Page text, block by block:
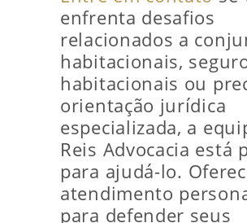
enfrenta desafios
relacionados a
habitacionais,
habitacionais ou
orientação jurídica
especializada, a
Reis Advocacia está
para ajudá-lo.
atendimento
para defender seus